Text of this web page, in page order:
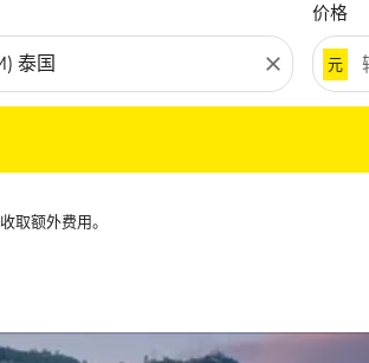
close
价格
元
取额外费用。